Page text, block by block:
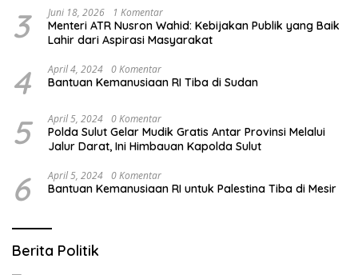
3 Juni 18, 2026 1 Komentar
Menteri ATR Nusron Wahid: Kebijakan Publik yang Baik
Lahir dari Aspirasi Masyarakat
4 April 4, 2024 0 Komentar
Bantuan Kemanusiaan RI Tiba di Sudan
5 April 5, 2024 0 Komentar
Polda Sulut Gelar Mudik Gratis Antar Provinsi Melalui
Jalur Darat, Ini Himbauan Kapolda Sulut
6 April 5, 2024 0 Komentar
Bantuan Kemanusiaan RI untuk Palestina Tiba di Mesir
Berita Politik